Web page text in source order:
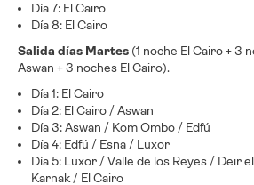
Día 7: El Cairo
Día 8: El Cairo
Salida días Martes (1 noche El Cairo + 3
Aswan + 3 noches El Cairo).
Día 1: El Cairo
Día 2: El Cairo / Aswan
Día 3: Aswan / Kom Ombo / Edfú
Día 4: Edfú / Esna / Luxor
Día 5: Luxor / Valle de los Reyes / Deir
Karnak / El Cairo